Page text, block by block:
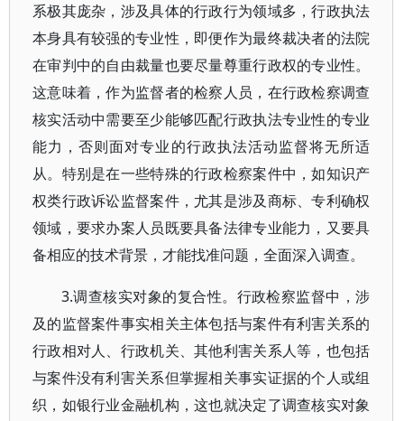
系极其庞杂，涉及具体的行政行为领域多，行政执法
本身具有较强的专业性，即便作为最终裁决者的法院
在审判中的自由裁量也要尽量尊重行政权的专业性。
这意味着，作为监督者的检察人员，在行政检察调查
核实活动中需要至少能够匹配行政执法专业性的专业
能力，否则面对专业的行政执法活动监督将无所适
从。特别是在一些特殊的行政检察案件中，如知识产
权类行政诉讼监督案件，尤其是涉及商标、专利确权
领域，要求办案人员既要具备法律专业能力，又要具
备相应的技术背景，才能找准问题，全面深入调查。
3.调查核实对象的复合性。行政检察监督中，涉
及的监督案件事实相关主体包括与案件有利害关系的
行政相对人、行政机关、其他利害关系人等，也包括
与案件没有利害关系但掌握相关事实证据的个人或组
织，如银行业金融机构，这也就决定了调查核实对象